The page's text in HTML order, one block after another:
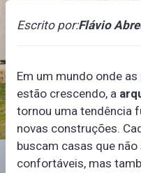
Escrito por:Flávio
Em um mundo onde
estão crescendo, a
tornou uma tendência
novas construções.
buscam casas que
confortáveis, mas